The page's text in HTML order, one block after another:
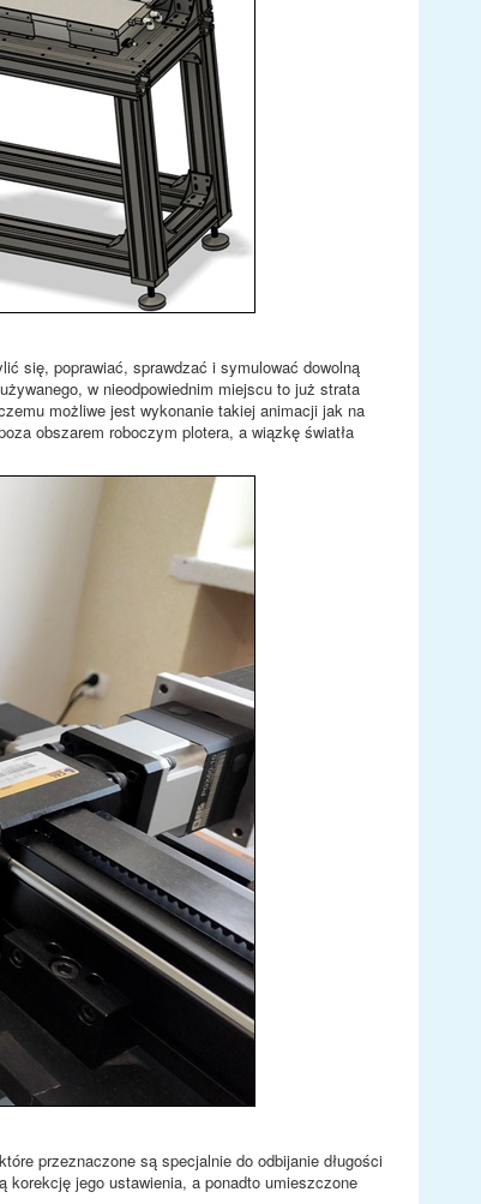
się, poprawiać, sprawdzać i symulować dowolną
w nieodpowiednim miejscu to już strata
możliwe jest wykonanie takiej animacji jak na
obszarem roboczym plotera, a wiązkę światła
przeznaczone są specjalnie do odbijanie długości
jego ustawienia, a ponadto umieszczone